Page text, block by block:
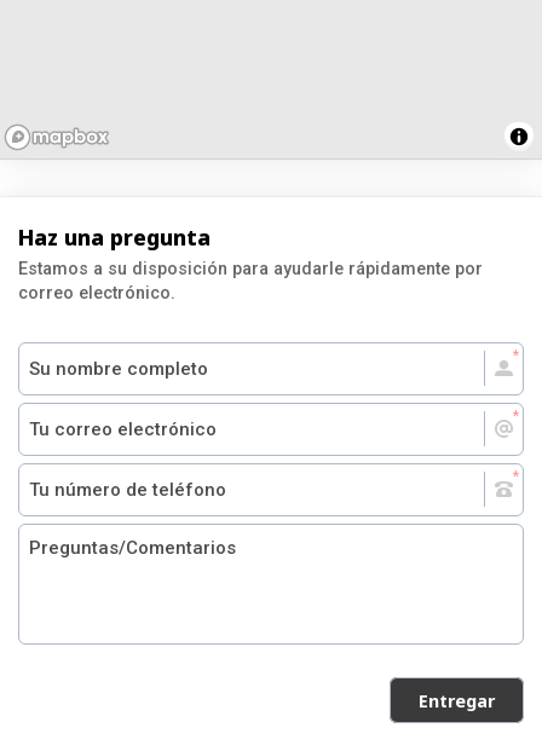
Haz una pregunta
Estamos a su disposición para ayudarle rápidamente por
correo electrónico.
Entregar